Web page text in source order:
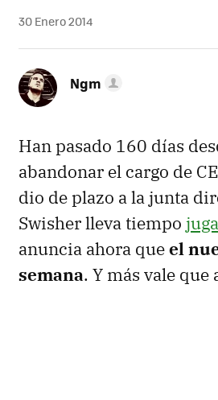
30 Enero 2014
Ngm
Han pasado 160 días
abandonar el cargo de
dio de plazo a la junta
Swisher lleva tiempo
anuncia ahora queel
semana. Y más vale que